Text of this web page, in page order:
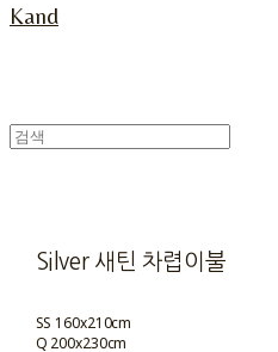
Kand
Silver 새틴 차렵이불
SS 160x210cm
Q 200x230cm